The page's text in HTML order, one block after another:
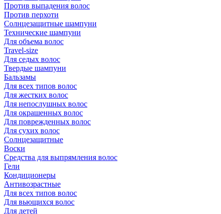
Против выпадения волос
Против перхоти
Солнцезащитные шампуни
Технические шампуни
Для объема волос
Travel-size
Для седых волос
Твердые шампуни
Бальзамы
Для всех типов волос
Для жестких волос
Для непослушных волос
Для окрашенных волос
Для поврежденных волос
Для сухих волос
Солнцезащитные
Воски
Средства для выпрямления волос
Гели
Кондиционеры
Антивозрастные
Для всех типов волос
Для вьющихся волос
Для детей